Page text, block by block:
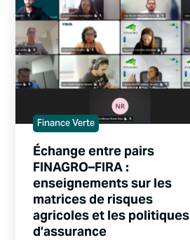
Finance Verte
Échange entre pairs
FINAGRO–FIRA :
enseignements sur les
matrices de risques
agricoles et les politiques
d’assurance